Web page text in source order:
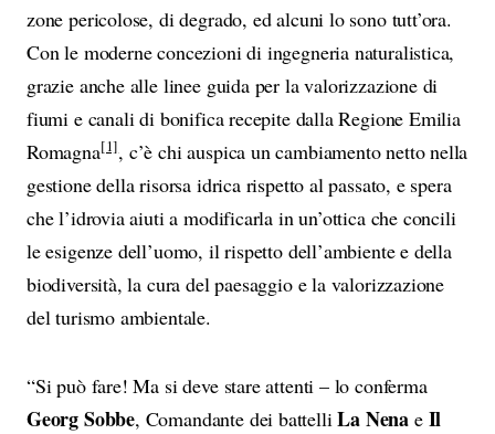
zone pericolose, di degrado, ed alcuni lo sono tutt’ora.
Con le moderne concezioni di ingegneria naturalistica,
grazie anche alle linee guida per la valorizzazione di
fiumi e canali di bonifica recepite dalla Regione Emilia
Romagna[1], c’è chi auspica un cambiamento netto nella
gestione della risorsa idrica rispetto al passato, e spera
che l’idrovia aiuti a modificarla in un’ottica che concili
le esigenze dell’uomo, il rispetto dell’ambiente e della
biodiversità, la cura del paesaggio e la valorizzazione
del turismo ambientale.
“Si può fare! Ma si deve stare attenti – lo conferma
Georg Sobbe, Comandante dei battelliLa Nena e Il